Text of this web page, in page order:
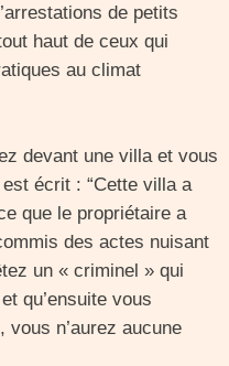
de petits
haut de ceux qui
au climat
devant une villa et vous
écrit : “Cette villa a
que le propriétaire a
des actes nuisant
un « criminel » qui
qu’ensuite vous
n’aurez aucune